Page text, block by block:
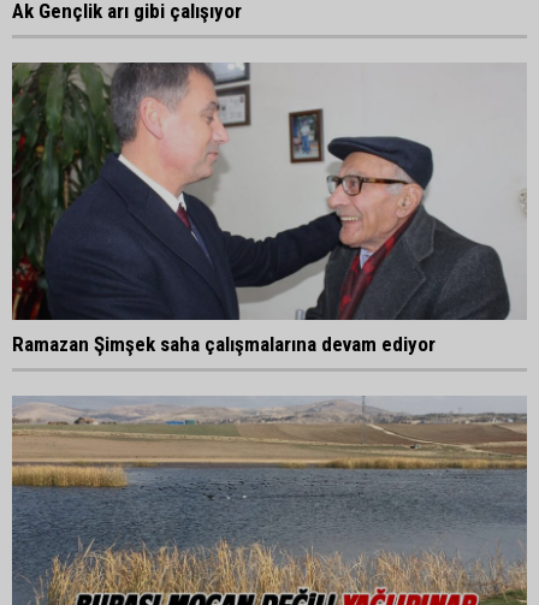
Ak Gençlik arı gibi çalışıyor
Ramazan Şimşek saha çalışmalarına devam ediyor